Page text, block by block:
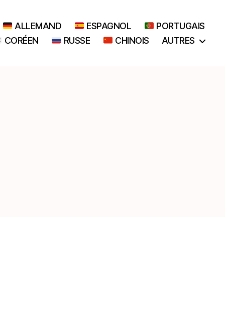
ALLEMAND ESPAGNOL
PORTUGAIS
CORÉEN RUSSE CHINOIS AUTRES